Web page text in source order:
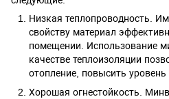
Низкая теплопроводность.
свойству материал
помещении. Использование
качестве теплоизоляции
отопление, повысить
Хорошая огнестойкость.